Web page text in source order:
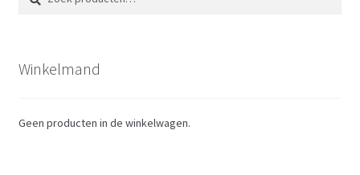
naar:
Winkelmand
Geen producten in de winkelwagen.